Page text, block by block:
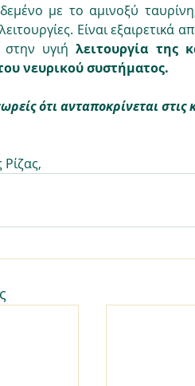
με το αμινοξύ
Είναι
στην υγιή λειτουργία της
νευρικού συστήματος.
ότι ανταποκρίνεται